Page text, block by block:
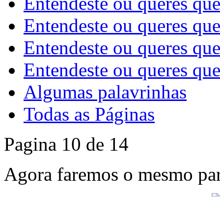
Entendeste ou queres
Entendeste ou queres
Entendeste ou queres
Algumas palavrinhas
Todas as Páginas
Pagina 10 de 14
Agora faremos o mesmo